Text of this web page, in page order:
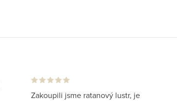
Zakoupili jsme ratanový lustr, je